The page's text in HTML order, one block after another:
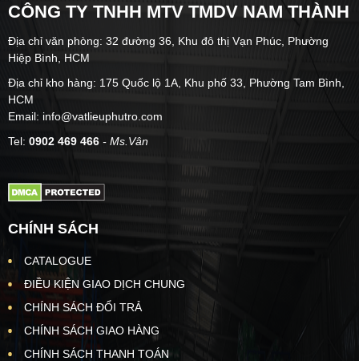
CÔNG TY TNHH MTV TMDV NAM THÀNH
Địa chỉ văn phòng: 32 đường 36, Khu đô thị Vạn Phúc, Phường
Hiệp Bình, HCM
Địa chỉ kho hàng: 175 Quốc lộ 1A, Khu phố 33, Phường Tam Bình,
HCM
Email: info@vatlieuphutro.com
Tel: 0902 469 466 - Ms.Vân
CHÍNH SÁCH
CATALOGUE
ĐIỀU KIỆN GIAO DỊCH CHUNG
CHÍNH SÁCH ĐỔI TRẢ
CHÍNH SÁCH GIAO HÀNG
CHÍNH SÁCH THANH TOÁN